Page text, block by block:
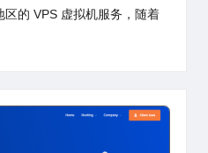
的 VPS 虚拟机服务，随着